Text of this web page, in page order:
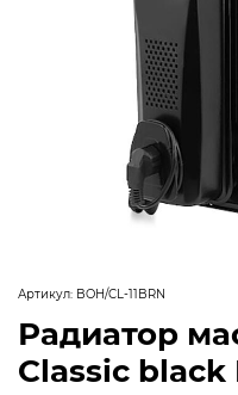
Артикул: BOH/CL-11BRN
Радиатор
Classic black